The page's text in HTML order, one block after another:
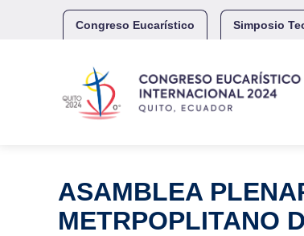
Congreso Eucarístico Simposio
ASAMBLEA
METRPOPLITANO